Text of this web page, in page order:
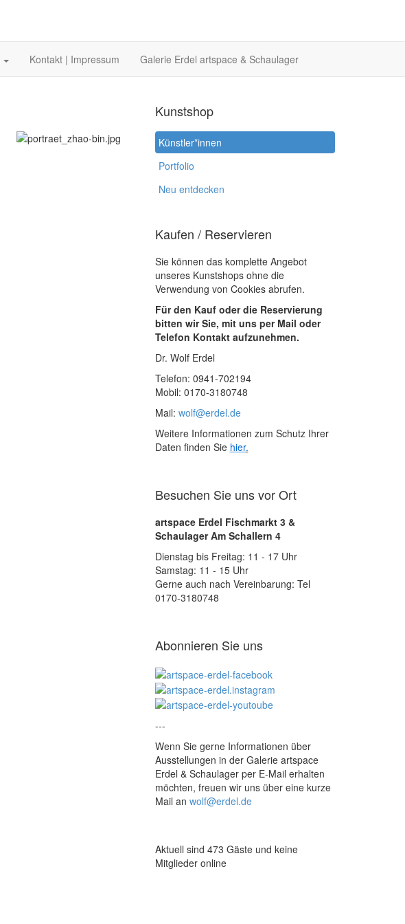
Kontakt | Impressum Galerie Erdel artspace & Schaulager
Kunstshop
Künstler*innen
Portfolio
Neu entdecken
Kaufen / Reservieren
Sie können das komplette Angebot
unseres Kunstshops ohne die
Verwendung von Cookies abrufen.
Für den Kauf oder die Reservierung
bitten wir Sie, mit uns per Mail oder
Telefon Kontakt aufzunehmen.
Dr. Wolf Erdel
Telefon: 0941-702194
Mobil: 0170-3180748
Mail: wolf@erdel.de
Weitere Informationen zum Schutz Ihrer
Daten finden Sie hier.
Besuchen Sie uns vor Ort
artspace Erdel Fischmarkt 3 &
Schaulager Am Schallern 4
Dienstag bis Freitag: 11 - 17 Uhr
Samstag: 11 - 15 Uhr
Gerne auch nach Vereinbarung: Tel
0170-3180748
Abonnieren Sie uns
---
Wenn Sie gerne Informationen über
Ausstellungen in der Galerie artspace
Erdel & Schaulager per E-Mail erhalten
möchten, freuen wir uns über eine kurze
Mail an wolf@erdel.de
Aktuell sind 473 Gäste und keine
Mitglieder online